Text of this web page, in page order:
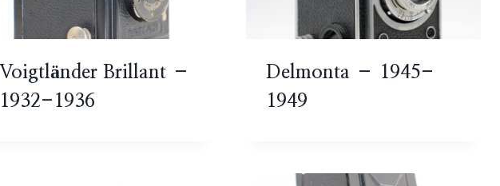
Voigtländer Brillant –
1932-1936
Delmonta – 1945-
1949